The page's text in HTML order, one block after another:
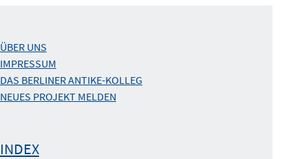
ÜBER UNS
IMPRESSUM
DAS BERLINER ANTIKE-KOLLEG
NEUES PROJEKT MELDEN
INDEX